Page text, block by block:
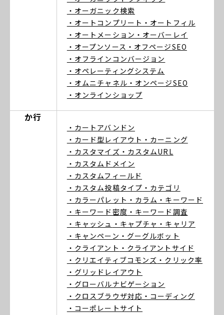
・オーガニック検索
・オートコンプリート ・オートフィル
・オートメーション ・オーバーレイ
・オープンソース ・オフページSEO
・オフラインコンバージョン
・オペレーティングシステム
・オムニチャネル ・オンページSEO
・オンラインショップ
か行
・カートアバンドン
・カード型レイアウト ・カーニング
・カスタマイズ ・カスタムURL
・カスタムドメイン
・カスタムフィールド
・カスタム投稿タイプ ・カテゴリ
・カラーパレット ・カラム ・キーワード
・キーワード密度 ・キーワード調査
・キャッシュ ・キャプチャ ・キャリア
・キャンペーン ・グーグルボット
・クライアント ・クライアントサイド
・クリエイティブコモンズ ・クリック率
・グリッドレイアウト
・グローバルナビゲーション
・クロスブラウザ対応 ・コーディング
・コーポレートサイト